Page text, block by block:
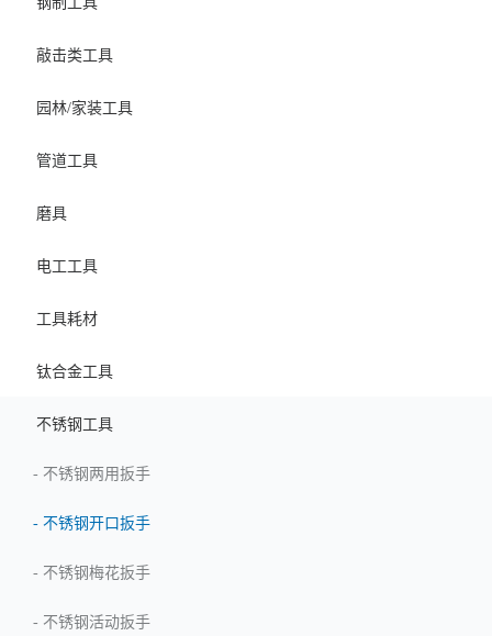
敲击类工具
园林/家装工具
管道工具
磨具
电工工具
工具耗材
钛合金工具
不锈钢工具
- 不锈钢两用扳手
- 不锈钢开口扳手
- 不锈钢梅花扳手
- 不锈钢活动扳手